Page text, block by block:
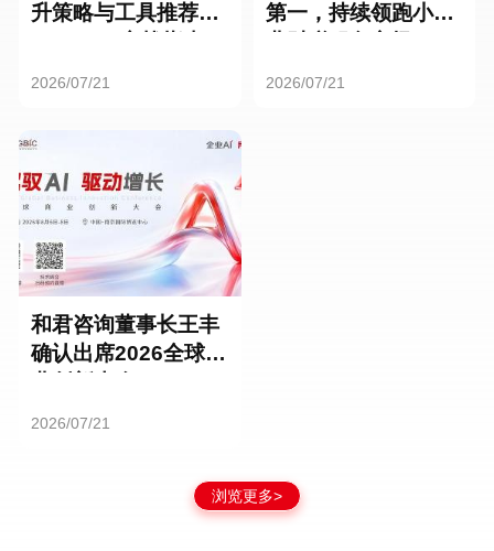
升策略与工具推荐：
2026/07/21
第一，持续领跑小微
2026/07/21
和君咨询董事长王丰
确认出席2026全球商
2026/07/21
浏览更多>